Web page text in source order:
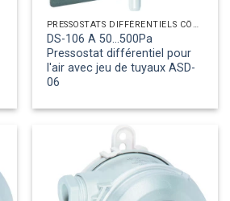
PRESSOSTATS DIFFÉRENTIELS CÔTÉ AIR
DS-106 A 50...500Pa
Pressostat différentiel pour
l'air avec jeu de tuyaux ASD-
06